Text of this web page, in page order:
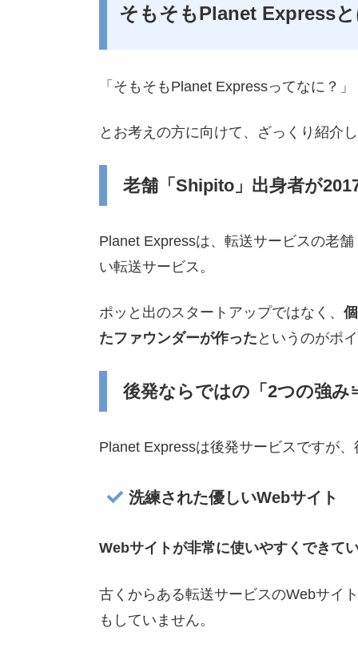
そもそもPlanet Express
「そもそもPlanet Expressってなに？」
とお考えの方に向けて、ざっくり紹介
老舗「Shipito」出身者が
Planet Expressは、転送サービスの老舗
い転送サービス。
ポッと出のスタートアップではなく、
たファウンダーが作った というのがポ
後発ならではの「2つの強み
Planet Expressは後発サービスですが
洗練された優しいWebサイト
Webサイトが非常に使いやすくできて
古くからある転送サービスのWebサイ
もしていません。